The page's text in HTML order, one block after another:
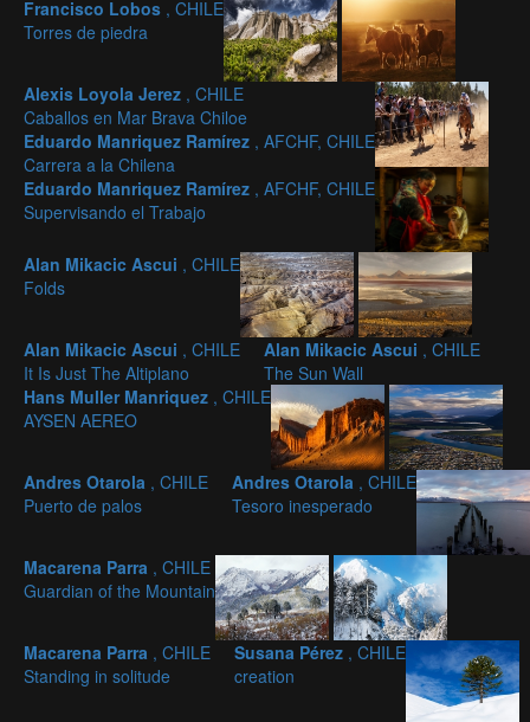
Francisco Lobos , CHILE
Torres de piedra
Alexis Loyola Jerez , CHILE
Caballos en Mar Brava Chiloe
Eduardo Manriquez Ramírez , AFCHF, CHILE
Carrera a la Chilena
Eduardo Manriquez Ramírez , AFCHF, CHILE
Supervisando el Trabajo
Alan Mikacic Ascui , CHILE
Folds
Alan Mikacic Ascui , CHILE
It Is Just The Altiplano
Alan Mikacic Ascui , CHILE
The Sun Wall
Hans Muller Manriquez , CHILE
AYSEN AEREO
Andres Otarola , CHILE
Puerto de palos
Andres Otarola , CHILE
Tesoro inesperado
Macarena Parra , CHILE
Guardian of the Mountain
Macarena Parra , CHILE
Standing in solitude
Susana Pérez , CHILE
creation